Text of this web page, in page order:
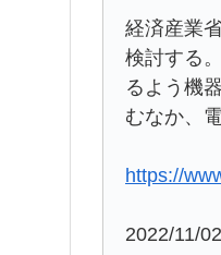
経済産業
検討する
るよう機
むなか、
https://
2022/11/